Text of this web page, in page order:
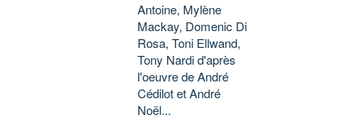
Antoine, Mylène
Mackay, Domenic Di
Rosa, Toni Ellwand,
Tony Nardi d'après
l'oeuvre de André
Cédilot et André
Noël...